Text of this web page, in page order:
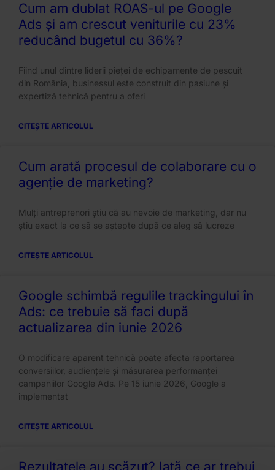
Cum am dublat ROAS-ul pe Google
Ads și am crescut veniturile cu 23%
reducând bugetul cu 36%?
Fiind unul dintre liderii pieței de echipamente de pescuit
din România, businessul este construit din pasiune și
expertiză tehnică pentru a oferi
CITEȘTE ARTICOLUL
Cum arată procesul de colaborare cu o
agenție de marketing?
Mulți antreprenori știu că au nevoie de marketing, dar nu
știu exact la ce să se aștepte după ce aleg să lucreze
CITEȘTE ARTICOLUL
Google schimbă regulile trackingului în
Ads: ce trebuie să faci după
actualizarea din iunie 2026
O modificare aparent tehnică poate afecta raportarea
conversiilor, audiențele și măsurarea performanței
campaniilor Google Ads. Pe 15 iunie 2026, Google a
implementat
CITEȘTE ARTICOLUL
Rezultatele au scăzut? Iată ce ar trebui